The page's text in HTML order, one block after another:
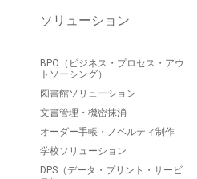
ソリューション
BPO（ビジネス・プロセス・アウ
トソーシング）
図書館ソリューション
文書管理・機密抹消
オーダー手帳・ノベルティ制作
学校ソリューション
DPS（データ・プリント・サービ